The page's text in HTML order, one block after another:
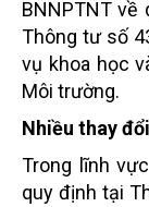
BNNPTNT về
Thông tư số
vụ khoa học
Môi trường.
Nhiều thay
Trong lĩnh
quy định tại